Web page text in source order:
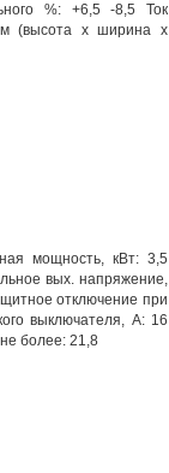
%: +6,5 -8,5 Ток
(высота x ширина x
мощность, кВт: 3,5
вых. напряжение,
отключение при
выключателя, А: 16
более: 21,8